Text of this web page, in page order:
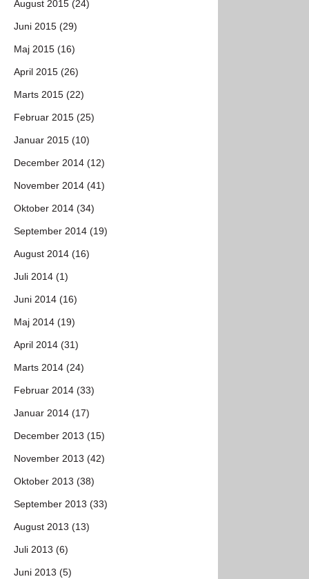
August 2015 (24)
Juni 2015 (29)
Maj 2015 (16)
April 2015 (26)
Marts 2015 (22)
Februar 2015 (25)
Januar 2015 (10)
December 2014 (12)
November 2014 (41)
Oktober 2014 (34)
September 2014 (19)
August 2014 (16)
Juli 2014 (1)
Juni 2014 (16)
Maj 2014 (19)
April 2014 (31)
Marts 2014 (24)
Februar 2014 (33)
Januar 2014 (17)
December 2013 (15)
November 2013 (42)
Oktober 2013 (38)
September 2013 (33)
August 2013 (13)
Juli 2013 (6)
Juni 2013 (5)